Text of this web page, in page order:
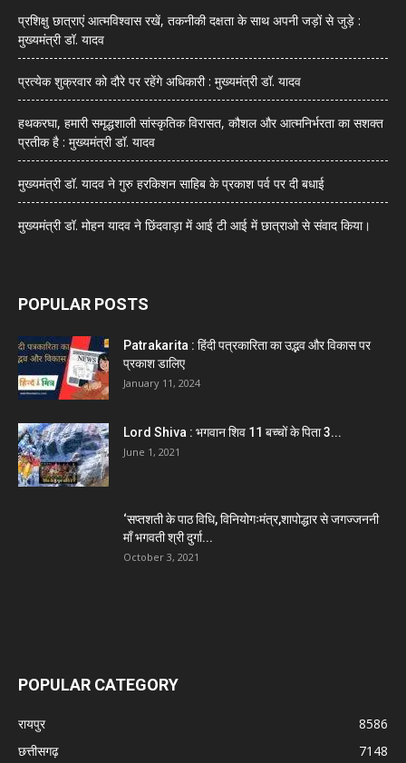
प्रशिक्षु छात्राएं आत्मविश्वास रखें, तकनीकी दक्षता के साथ अपनी जड़ों से जुड़े :
मुख्यमंत्री डॉ. यादव
प्रत्येक शुक्रवार को दौरे पर रहेंगे अधिकारी : मुख्यमंत्री डॉ. यादव
हथकरघा, हमारी समृद्धशाली सांस्कृतिक विरासत, कौशल और आत्मनिर्भरता का सशक्त
प्रतीक है : मुख्यमंत्री डॉ. यादव
मुख्यमंत्री डॉ. यादव ने गुरु हरकिशन साहिब के प्रकाश पर्व पर दी बधाई
मुख्यमंत्री डॉ. मोहन यादव ने छिंदवाड़ा में आई टी आई में छात्राओ से संवाद किया।
POPULAR POSTS
Patrakarita : हिंदी पत्रकारिता का उद्भव और विकास पर
प्रकाश डालिए
January 11, 2024
Lord Shiva : भगवान शिव 11 बच्चों के पिता 3...
June 1, 2021
‘सप्तशती के पाठ विधि, विनियोगःमंत्र,शापोद्धार से जगज्जननी
माँ भगवती श्री दुर्गा...
October 3, 2021
POPULAR CATEGORY
रायपुर
8586
छत्तीसगढ़
7148